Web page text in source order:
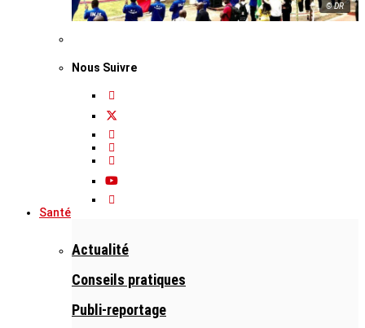
© DR
Nous Suivre
Santé
Actualité
Conseils pratiques
Publi-reportage